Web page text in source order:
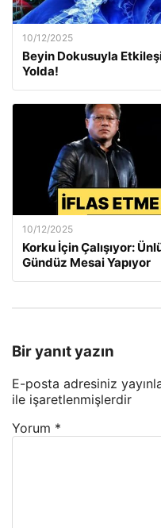
10/12/2025
Beyin Dokusuyla
Yolda!
10/12/2025
Korku İçin Çalışıyor:
Gündüz Mesai Yapıyor
Bir yanıt yazın
E-posta adresiniz
ile işaretlenmişlerdir
Yorum *